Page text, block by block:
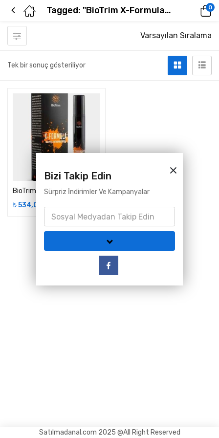
Tagged: "BioTrim X-Formula Express leke giderici" 0
Satılmadanal.com 2025 @All Right Reserved
Tek bir sonuç gösteriliyor
Varsayılan Sıralama
BioTrim X-Formula Express Leke Giderici
₺534,00
Bizi Takip Edin
Sürpriz İndirimler Ve Kampanyalar